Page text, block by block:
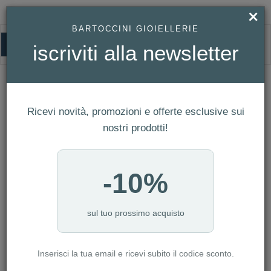
MABINA
CATEGORIA: ANELLI
CATEGORIA: BRACCIALI
CATEGORIA: COLLANE
CATEGORIA: GIOVANNI RASPINI
CATEGORIA: LINEA BIMBO
CATEGORIA: ORECCHINI
×
BARTOCCINI GIOIELLERIE
iscriviti alla newsletter
Ricevi novità, promozioni e offerte esclusive sui
nostri prodotti!
-10%
sul tuo prossimo acquisto
Inserisci la tua email e ricevi subito il codice sconto.